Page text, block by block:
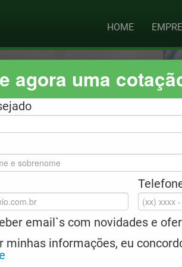
HOME
e os seus profissionais
aos clientes.
para cobrir os custos de defesa
agora uma
email`s com novidades e
minhas informações, eu